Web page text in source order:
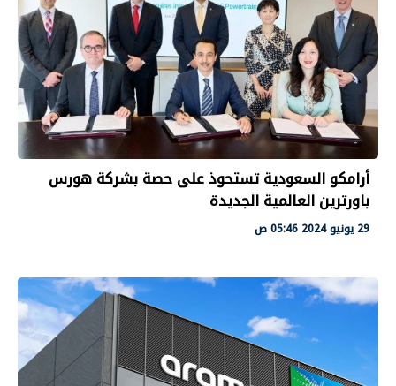
أرامكو السعودية تستحوذ على حصة بشركة هورس
باورترين العالمية الجديدة
29 يونيو 2024 05:46 ص